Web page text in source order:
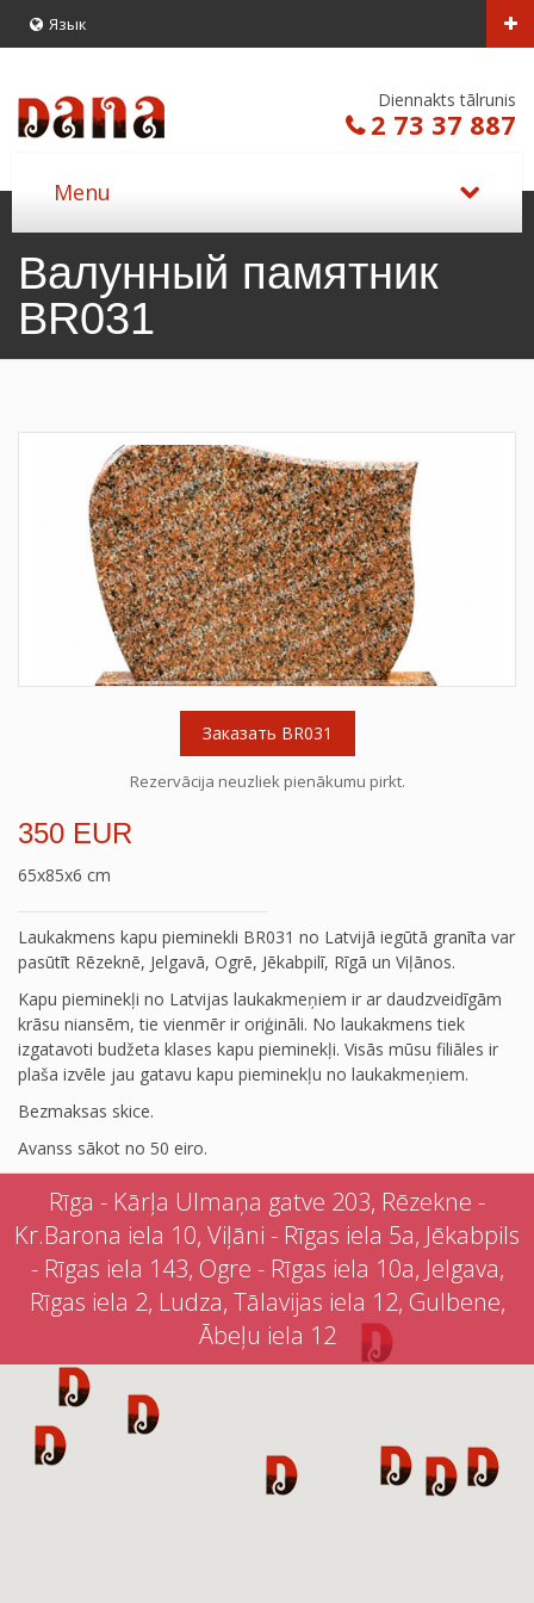
Язык
Diennakts tālrunis
2 73 37 887
Валунный памятник
BR031
Заказать BR031
Rezervācija neuzliek pienākumu pirkt.
350 EUR
65x85x6 cm
Laukakmens kapu pieminekli BR031 no Latvijā iegūtā granīta var
pasūtīt Rēzeknē, Jelgavā, Ogrē, Jēkabpilī, Rīgā un Viļānos.
Kapu pieminekļi no Latvijas laukakmeņiem ir ar daudzveidīgām
krāsu niansēm, tie vienmēr ir oriģināli. No laukakmens tiek
izgatavoti budžeta klases kapu pieminekļi. Visās mūsu filiāles ir
plaša izvēle jau gatavu kapu pieminekļu no laukakmeņiem.
Bezmaksas skice.
Avanss sākot no 50 eiro.
Rīga - Kārļa Ulmaņa gatve 203, Rēzekne -
Kr.Barona iela 10, Viļāni - Rīgas iela 5a, Jēkabpils
- Rīgas iela 143, Ogre - Rīgas iela 10a, Jelgava,
Rīgas iela 2, Ludza, Tālavijas iela 12, Gulbene,
Ābeļu iela 12